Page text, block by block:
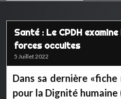
Santé : Le CPDH
forces occultes
5 Juillet 2022
Dans sa dernière
pour la Dignité